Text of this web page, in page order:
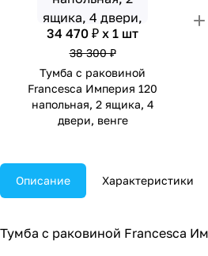
34 470 ₽ x 1 шт
38 300 ₽
Тумба с раковиной
Francesca Империя 120
напольная, 2 ящика, 4
двери, венге
Описание Характеристики
Тумба с раковиной Francesca